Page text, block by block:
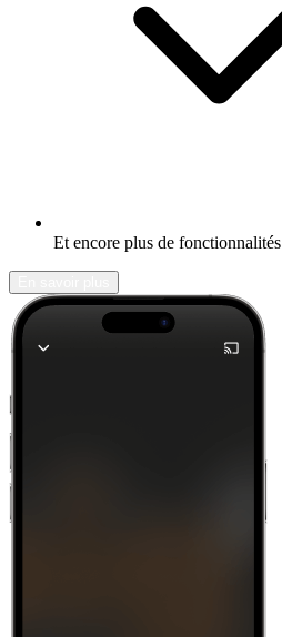
Et encore plus de fonctionnalités